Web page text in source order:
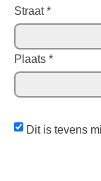
over
Valys
te
sturen.
Door
e-
Straat*
Plaats *
Dit is tevens